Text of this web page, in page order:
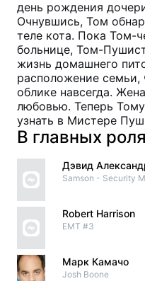
день рождения
Очнувшись, Том
теле кота. Пока Том-
больнице, Том-
жизнь домашнего
расположение семьи,
облике навсегда.
любовью. Теперь
узнать в Мистере
В главных
Дэвид
Samson - Security
Robert Harrison
EMT #3
Марк Камачо
Josh Boone